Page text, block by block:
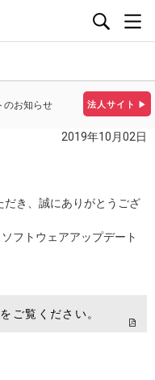
法人サイト ▶
のお知らせ
2019年10月02日
だき、誠にありがとうござ
フトウェアアップデート
ご覧ください。